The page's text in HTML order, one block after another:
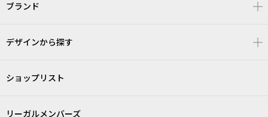
ブランド
デザインから探す
ショップリスト
リーガルメンバーズ